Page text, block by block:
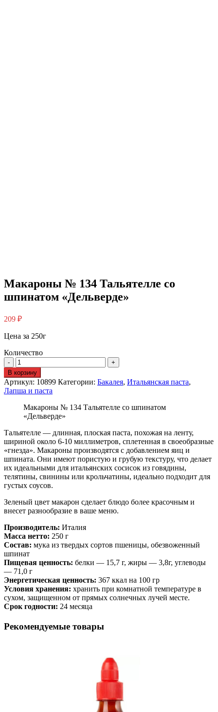
Макароны № 134 Тальятелле со
шпинатом «Дельверде»
209 ₽
Цена за 250г
Количество
В корзину
Артикул: 10899 Категории: Бакалея, Итальянская паста,
Лапша и паста
Макароны № 134 Тальятелле со шпинатом
«Дельверде»
Тальятелле — длинная, плоская паста, похожая на ленту,
шириной около 6-10 миллиметров, сплетенная в своеобразные
«гнезда». Макароны производятся с добавлением яиц и
шпината. Они имеют пористую и грубую текстуру, что делает
их идеальными для итальянских сосисок из говядины,
телятины, свинины или крольчатины, идеально подходит для
густых соусов.
Зеленый цвет макарон сделает блюдо более красочным и
внесет разнообразие в ваше меню.
Производитель: Италия
Масса нетто: 250 г
Состав: мука из твердых сортов пшеницы, обезвоженный
шпинат
Пищевая ценность: белки — 15,7 г, жиры — 3,8г, углеводы
— 71,0 г
Энергетическая ценность: 367 ккал на 100 гр
Условия хранения: хранить при комнатной температуре в
сухом, защищенном от прямых солнечных лучей месте.
Срок годности: 24 месяца
Рекомендуемые товары